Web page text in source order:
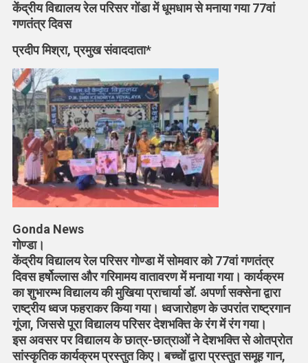
विद्यालय
केंद्रीय विद्यालय रेल परिसर गोंडा में धूमधाम से मनाया गया 77वां
गणतंत्र दिवस
प्रदीप मिश्रा, प्रमुख संवाददाता*
Gonda News
गोण्डा।
केंद्रीय विद्यालय रेल परिसर गोण्डा में सोमवार को 77वां गणतंत्र
दिवस हर्षोल्लास और गरिमामय वातावरण में मनाया गया। कार्यक्रम
का शुभारम्भ विद्यालय की मुखिया प्राचार्या डॉ. अपर्णा सक्सेना द्वारा
राष्ट्रीय ध्वज फहराकर किया गया। ध्वजारोहण के उपरांत राष्ट्रगान
गूंजा, जिससे पूरा विद्यालय परिसर देशभक्ति के रंग में रंग गया।
इस अवसर पर विद्यालय के छात्र-छात्राओं ने देशभक्ति से ओतप्रोत
सांस्कृतिक कार्यक्रम प्रस्तुत किए। बच्चों द्वारा प्रस्तुत समूह गान,